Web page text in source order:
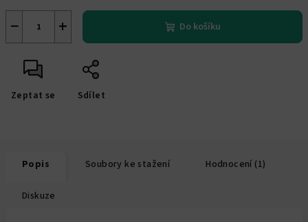
+
− Do košíku
Zeptat se Sdílet
Popis Soubory ke stažení Hodnocení (1)
Diskuze